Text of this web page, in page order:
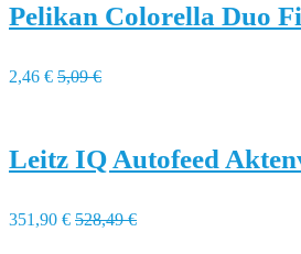
Pelikan Colorella Duo
2,46 € 5,09 €
Leitz IQ Autofeed
351,90 € 528,49 €